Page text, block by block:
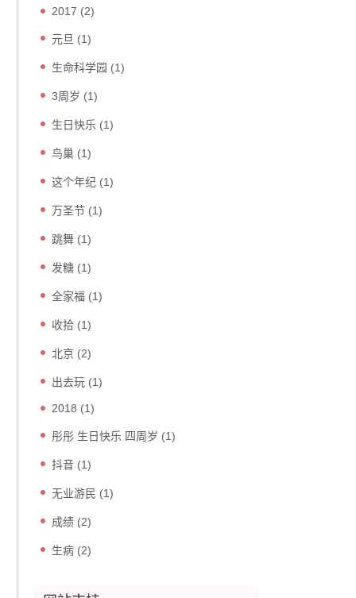
2017 (2)
元旦 (1)
生命科学园 (1)
3周岁 (1)
生日快乐 (1)
鸟巢 (1)
这个年纪 (1)
万圣节 (1)
跳舞 (1)
发糖 (1)
全家福 (1)
收拾 (1)
北京 (2)
出去玩 (1)
2018 (1)
彤彤 生日快乐 四周岁 (1)
抖音 (1)
无业游民 (1)
成绩 (2)
生病 (2)